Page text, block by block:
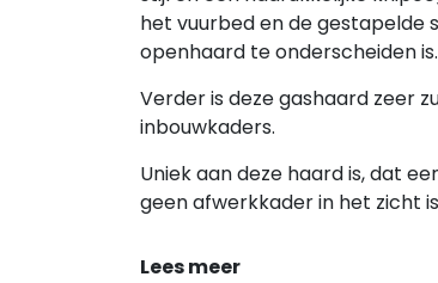
het vuurbed en de gestapelde
openhaard te onderscheiden is.
Verder is deze gashaard zeer
inbouwkaders.
Uniek aan deze haard is, dat
geen afwerkkader in het zicht
Lees meer